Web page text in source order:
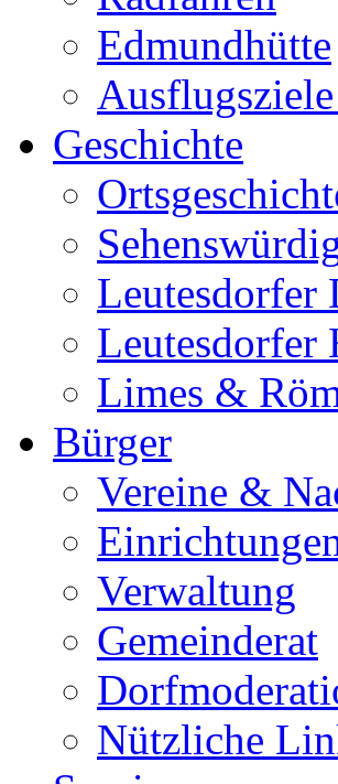
Edmundhütte
Geschichte
Leutesdorfer
Leutesdorfer
Limes &
Bürger
Vereine &
Verwaltung
Gemeinderat
Nützliche